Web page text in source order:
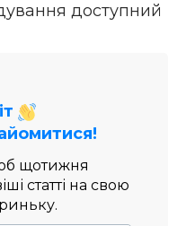
доступний
щотижня
статті на свою